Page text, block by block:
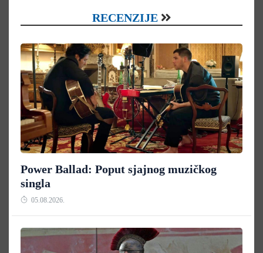
RECENZIJE
Power Ballad: Poput sjajnog muzičkog
singla
05.08.2026.